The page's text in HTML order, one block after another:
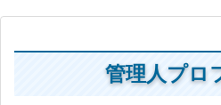
管理人プロ